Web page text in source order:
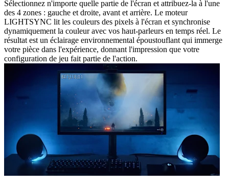
Sélectionnez n'importe quelle partie de l'écran et attribuez-la à l'une
des 4 zones : gauche et droite, avant et arrière. Le moteur
LIGHTSYNC lit les couleurs des pixels à l'écran et synchronise
dynamiquement la couleur avec vos haut-parleurs en temps réel. Le
résultat est un éclairage environnemental époustouflant qui immerge
votre pièce dans l'expérience, donnant l'impression que votre
configuration de jeu fait partie de l'action.